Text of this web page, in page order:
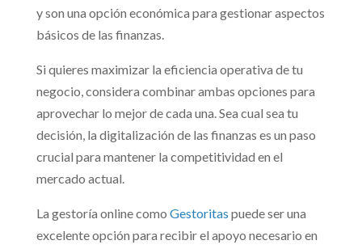
y son una opción económica para gestionar aspectos
básicos de las finanzas.
Si quieres maximizar la eficiencia operativa de tu
negocio, considera combinar ambas opciones para
aprovechar lo mejor de cada una. Sea cual sea tu
decisión, la digitalización de las finanzas es un paso
crucial para mantener la competitividad en el
mercado actual.
La gestoría online como Gestoritas puede ser una
excelente opción para recibir el apoyo necesario en